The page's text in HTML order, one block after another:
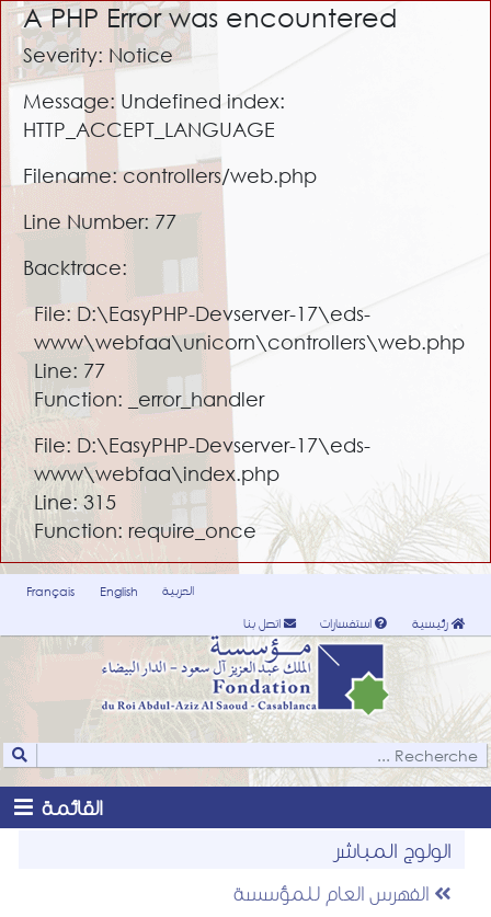
A PHP Error was encountered
Severity: Notice
Message: Undefined index:
HTTP_ACCEPT_LANGUAGE
Filename: controllers/web.php
Line Number: 77
Backtrace:
File: D:\EasyPHP-Devserver-17\eds-
www\webfaa\unicorn\controllers\web.php
Line: 77
Function: _error_handler
File: D:\EasyPHP-Devserver-17\eds-
www\webfaa\index.php
Line: 315
Function: require_once
Français English
العربية
رئيسية
استفسارات اتصل بنا
القائمة
الولوج المباشر
الفهرس العام للمؤسسة